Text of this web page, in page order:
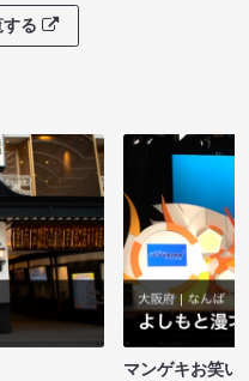
る
マンゲキお笑い